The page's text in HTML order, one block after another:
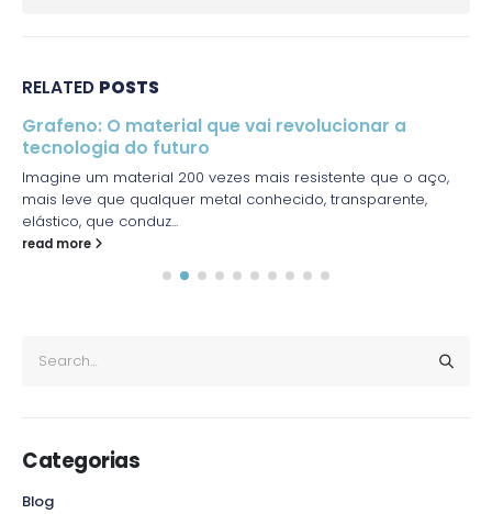
RELATED POSTS
Grafeno: O material que vai revolucionar a
tecnologia do futuro
Imagine um material 200 vezes mais resistente que o aço,
mais leve que qualquer metal conhecido, transparente,
elástico, que conduz...
read more
Categorias
Blog